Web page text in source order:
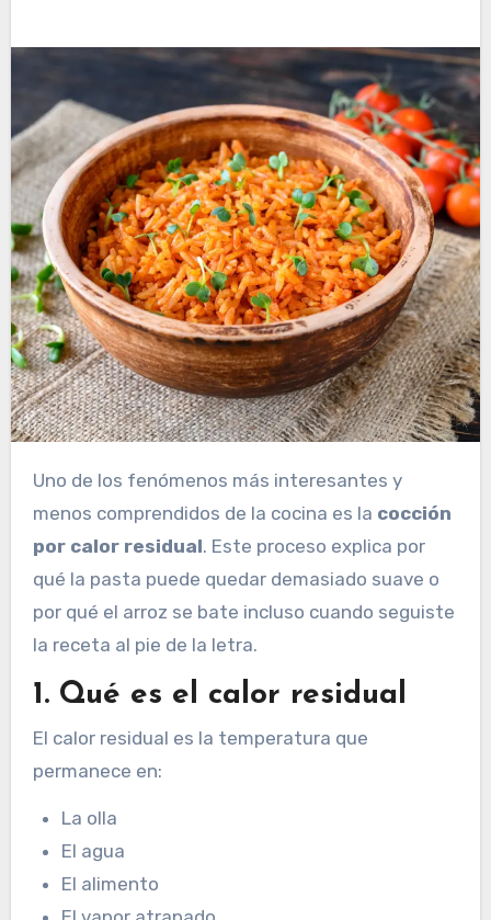
Uno de los fenómenos más interesantes y
menos comprendidos de la cocina es la cocción
por calor residual. Este proceso explica por
qué la pasta puede quedar demasiado suave o
por qué el arroz se bate incluso cuando seguiste
la receta al pie de la letra.
1. Qué es el calor residual
El calor residual es la temperatura que
permanece en:
La olla
El agua
El alimento